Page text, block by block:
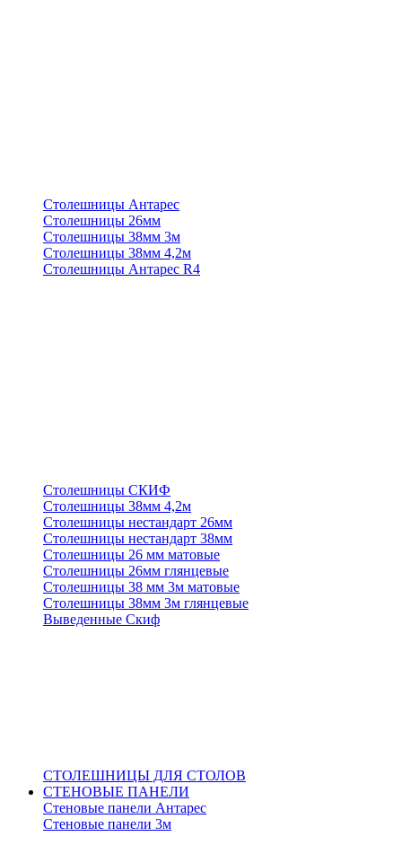
Столешницы Антарес
Столешницы 26мм
Столешницы 38мм 3м
Столешницы 38мм 4,2м
Столешницы Антарес R4
Столешницы СКИФ
Столешницы 38мм 4,2м
Столешницы нестандарт 26мм
Столешницы нестандарт 38мм
Столешницы 26 мм матовые
Столешницы 26мм глянцевые
Столешницы 38 мм 3м матовые
Столешницы 38мм 3м глянцевые
Выведенные Скиф
СТОЛЕШНИЦЫ ДЛЯ СТОЛОВ
СТЕНОВЫЕ ПАНЕЛИ
Стеновые панели Антарес
Стеновые панели 3м